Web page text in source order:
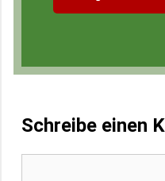
Schreibe einen